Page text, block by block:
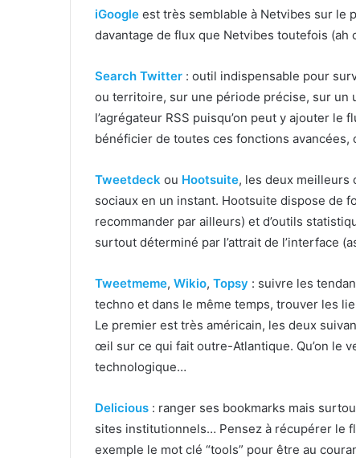
iGoogle est très semblable à Netvibes sur le
davantage de flux que Netvibes toutefois (ah
Search Twitter : outil indispensable pour
ou territoire, sur une période précise, sur un
l’agrégateur RSS puisqu’on peut y ajouter le
bénéficier de toutes ces fonctions avancées,
Tweetdeck ou Hootsuite, les deux meilleurs
sociaux en un instant. Hootsuite dispose de
recommander par ailleurs) et d’outils
surtout déterminé par l’attrait de l’interface
Tweetmeme, Wikio, Topsy : suivre les
techno et dans le même temps, trouver les
Le premier est très américain, les deux
œil sur ce qui fait outre-Atlantique. Qu’on le
technologique…
Delicious : ranger ses bookmarks mais
sites institutionnels… Pensez à récupérer le
exemple le mot clé “tools” pour être au